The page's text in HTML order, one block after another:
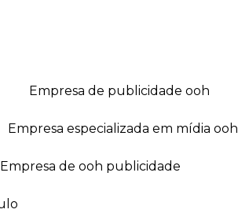
empresa de publicidade ooh
empresa especializada em mídia ooh
empresa de ooh publicidade